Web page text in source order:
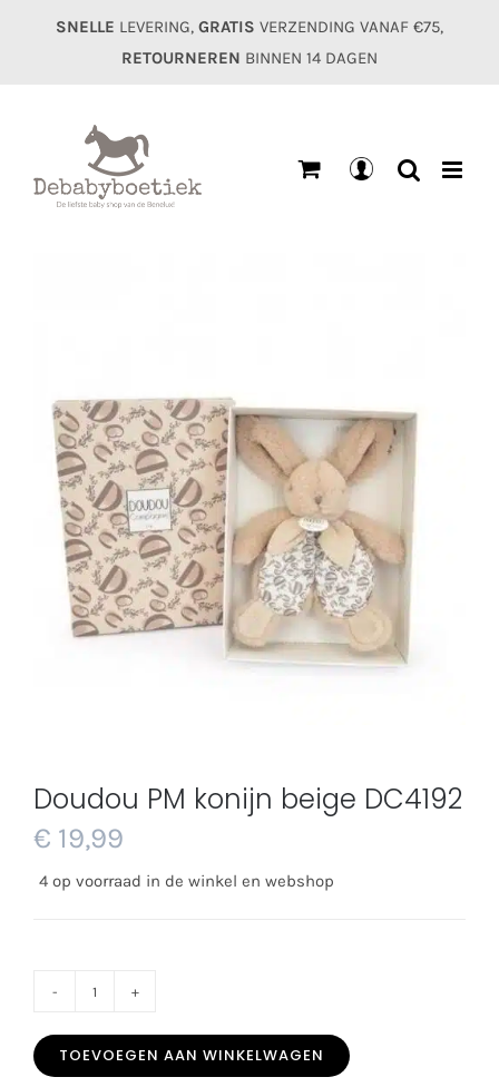
SNELLE LEVERING, GRATIS VERZENDING VANAF €75,
RETOURNEREN BINNEN 14 DAGEN
Doudou PM konijn beige DC4192
€ 19,99
4 op voorraad in de winkel en webshop
PM
TOEVOEGEN AAN WINKELWAGEN